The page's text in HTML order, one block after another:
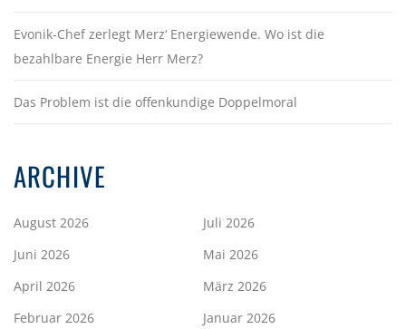
Evonik-Chef zerlegt Merz‘ Energiewende. Wo ist die
bezahlbare Energie Herr Merz?
Das Problem ist die offenkundige Doppelmoral
ARCHIVE
August 2026
Juli 2026
Juni 2026
Mai 2026
April 2026
März 2026
Februar 2026
Januar 2026